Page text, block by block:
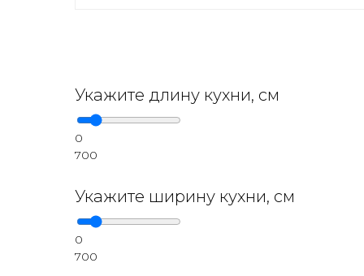
Укажите длину кухни, см
0
700
Укажите ширину кухни, см
0
700